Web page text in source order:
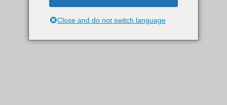
Close and do not switch language